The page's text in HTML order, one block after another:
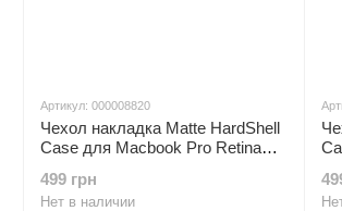
Артикул: 000008820
Чехол накладка Matte HardShell
Case для Macbook Pro Retina
499 грн
Нет в наличии